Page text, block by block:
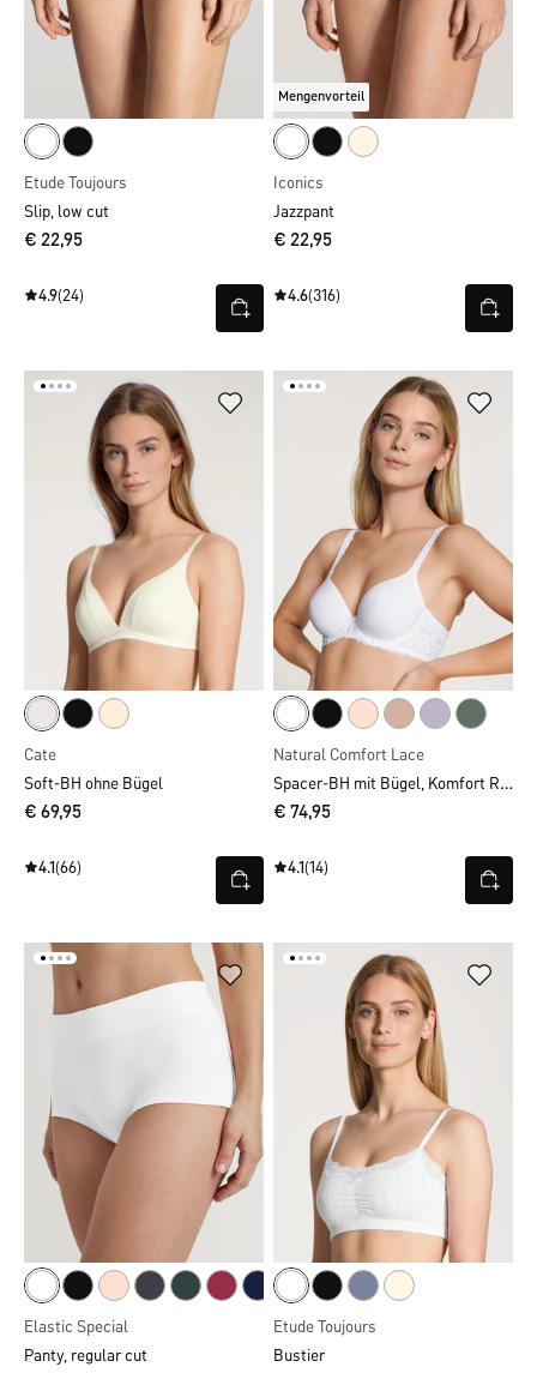
Etude Toujours
Slip, low cut
€ 22,95
4.9(24)
Mengenvorteil
Iconics
Jazzpant
€ 22,95
4.6(316)
Cate
Soft-BH ohne Bügel
€ 69,95
4.1(66)
Natural Comfort Lace
Spacer-BH mit Bügel, Komfort Rücken
€ 74,95
4.1(14)
Elastic Special
Panty, regular cut
Etude Toujours
Bustier